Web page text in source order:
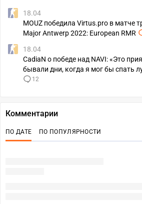
18.04
MOUZ победила Virtus.pro в матче
Major Antwerp 2022: European RMR
18.04
CadiaN о победе над NAVI: «Это
бывали дни, когда я мог бы спать
12
Комментарии
ПО ДАТЕ ПО ПОПУЛЯРНОСТИ